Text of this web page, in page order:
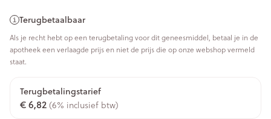
Terugbetaalbaar
Als je recht hebt op een terugbetaling voor dit geneesmiddel, betaal je in de
apotheek een verlaagde prijs en niet de prijs die op onze webshop vermeld
staat.
Terugbetalingstarief
€ 6,82(6% inclusief btw)